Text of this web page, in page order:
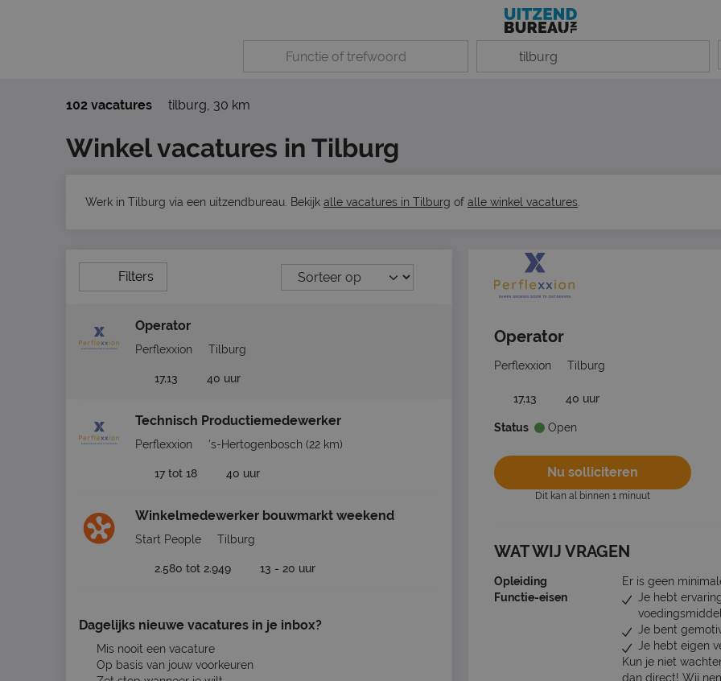
102 vacatures tilburg, 30 km
Winkel vacatures in Tilburg
Werk in Tilburg via een uitzendbureau. Bekijk alle vacatures in Tilburg of alle winkel vacatures
Filters
Operator
Perflexxion Tilburg
17,13 40 uur
Technisch Productiemedewerker
Perflexxion 's-Hertogenbosch (22 km)
17 tot 18 40 uur
Winkelmedewerker bouwmarkt weekend
Start People Tilburg
2.580 tot 2.949 13 - 20 uur
Dagelijks nieuwe vacatures in je inbox?
Mis nooit een vacature
Op basis van jouw voorkeuren
Operator
Perflexxion Tilburg
17,13 40 uur
Status Open
Nu solliciteren
Dit kan al binnen 1 minuut
WAT WIJ VRAGEN
Opleiding
Er is geen
Functie-eisen
Je hebt
Je bent
Je hebt eigen
Kun je niet
dan direct! Wij